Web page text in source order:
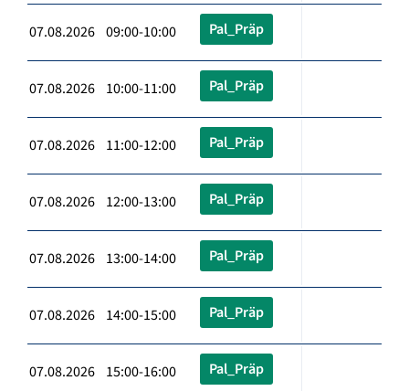
07.08.2026 09:00-10:00 Pal_Präp
07.08.2026 10:00-11:00 Pal_Präp
07.08.2026 11:00-12:00 Pal_Präp
07.08.2026 12:00-13:00 Pal_Präp
07.08.2026 13:00-14:00 Pal_Präp
07.08.2026 14:00-15:00 Pal_Präp
07.08.2026 15:00-16:00 Pal_Präp